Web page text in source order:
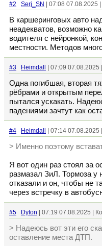
#2 Serj_SN | 07:08 07.08.2025
В каршеринговых авто
неадекватов, возможно
водителя с нейронкой,
местности. Методов
#3 Heimdall | 07:09
Одна погибшая, вторая
рёбрами и открытым
пытался ускакать.
падениями зачтут как
#4 Heimdall | 07:14 07.08.2025
> Именно поэтому
Я вот один раз стоял за
размазал ЗиЛ. Тормоза у
отказали и он, чтобы не
через встречку в
#5 Dyton | 07:19 07.08.2025 |
> Надеюсь вот эти его
оставление места ДТП.